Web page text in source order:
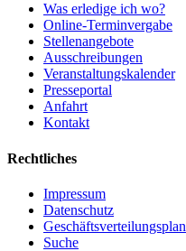
Was erledige ich wo?
Online-Terminvergabe
Stellenangebote
Ausschreibungen
Veranstaltungskalender
Presseportal
Anfahrt
Kontakt
Rechtliches
Impressum
Datenschutz
Geschäftsverteilungsplan
Suche